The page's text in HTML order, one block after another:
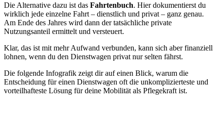
Die Alternative dazu ist das Fahrtenbuch. Hier dokumentierst du
wirklich jede einzelne Fahrt – dienstlich und privat – ganz genau.
Am Ende des Jahres wird dann der tatsächliche private
Nutzungsanteil ermittelt und versteuert.
Klar, das ist mit mehr Aufwand verbunden, kann sich aber finanziell
lohnen, wenn du den Dienstwagen privat nur selten fährst.
Die folgende Infografik zeigt dir auf einen Blick, warum die
Entscheidung für einen Dienstwagen oft die unkomplizierteste und
vorteilhafteste Lösung für deine Mobilität als Pflegekraft ist.